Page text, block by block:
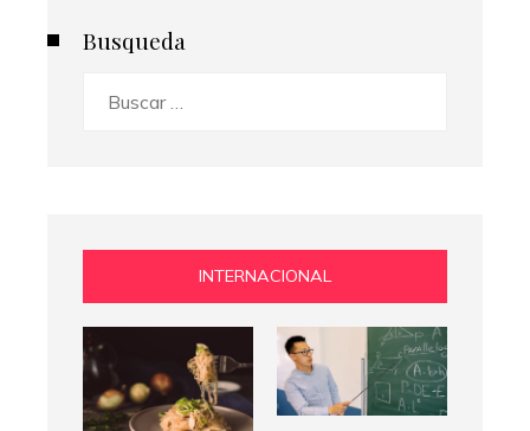
Busqueda
INTERNACIONAL